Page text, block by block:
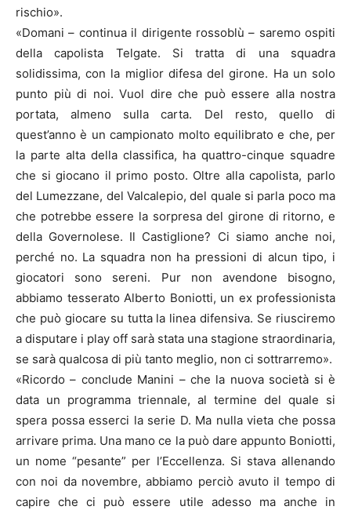
rischio».
«Domani – continua il dirigente rossoblù – saremo ospiti
della capolista Telgate. Si tratta di una squadra
solidissima, con la miglior difesa del girone. Ha un solo
punto più di noi. Vuol dire che può essere alla nostra
portata, almeno sulla carta. Del resto, quello di
quest’anno è un campionato molto equilibrato e che, per
la parte alta della classifica, ha quattro-cinque squadre
che si giocano il primo posto. Oltre alla capolista, parlo
del Lumezzane, del Valcalepio, del quale si parla poco ma
che potrebbe essere la sorpresa del girone di ritorno, e
della Governolese. Il Castiglione? Ci siamo anche noi,
perché no. La squadra non ha pressioni di alcun tipo, i
giocatori sono sereni. Pur non avendone bisogno,
abbiamo tesserato Alberto Boniotti, un ex professionista
che può giocare su tutta la linea difensiva. Se riusciremo
a disputare i play off sarà stata una stagione straordinaria,
se sarà qualcosa di più tanto meglio, non ci sottrarremo».
«Ricordo – conclude Manini – che la nuova società si è
data un programma triennale, al termine del quale si
spera possa esserci la serie D. Ma nulla vieta che possa
arrivare prima. Una mano ce la può dare appunto Boniotti,
un nome “pesante” per l’Eccellenza. Si stava allenando
con noi da novembre, abbiamo perciò avuto il tempo di
capire che ci può essere utile adesso ma anche in